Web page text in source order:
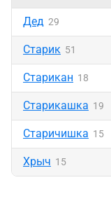
Дед 29
Старик 51
Старикан 18
Старикашка 19
Старичишка 15
Хрыч 15